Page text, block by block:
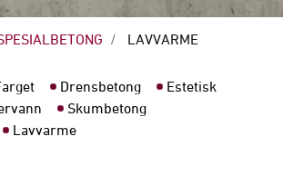
LAVVARME
Drensbetong
Estetisk
Skumbetong
Lavvarme